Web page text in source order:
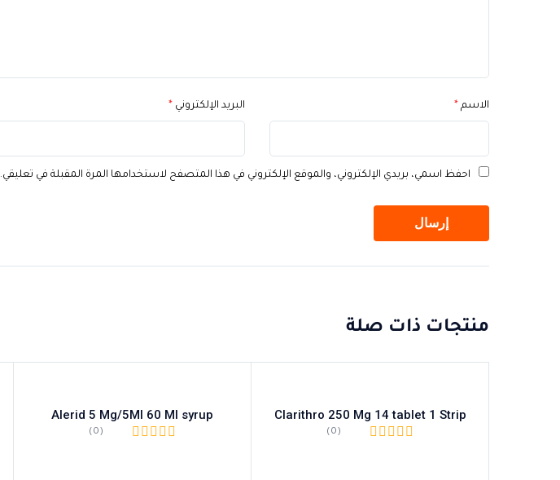
الاسم * البريد الإلكتروني *
احفظ اسمي، بريدي الإلكتروني، والموقع الإلكتروني في هذا المتصفح لاستخدامها المرة المقبلة في تعليقي.
منتجات ذات صلة
Clarithro 250 Mg 14 tablet 1 Strip
(0)
Alerid 5 Mg/5Ml 60 Ml syrup
(0)